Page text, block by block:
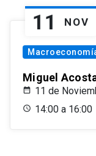
11 NOV
Miguel
11 de
14:00 a 16:00